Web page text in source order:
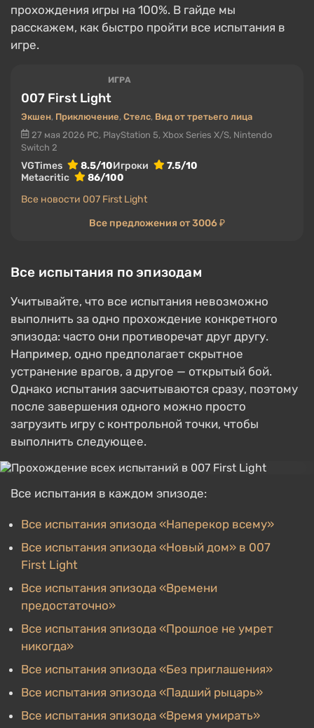
прохождения игры на 100%. В гайде мы
расскажем, как быстро пройти все испытания в
игре.
ИГРА
007 First Light
Экшен, Приключение, Стелс, Вид от третьего лица
27 мая 2026 PC, PlayStation 5, Xbox Series X/S, Nintendo
Switch 2
VGTimes 8.5/10Игроки
7.5/10
Metacritic
86/100
Все новости 007 First Light
Все предложения от 3006 ₽
Все испытания по эпизодам
Учитывайте, что все испытания невозможно
выполнить за одно прохождение конкретного
эпизода: часто они противоречат друг другу.
Например, одно предполагает скрытное
устранение врагов, а другое — открытый бой.
Однако испытания засчитываются сразу, поэтому
после завершения одного можно просто
загрузить игру с контрольной точки, чтобы
выполнить следующее.
Все испытания в каждом эпизоде:
Все испытания эпизода «Наперекор всему»
Все испытания эпизода «Новый дом» в 007
First Light
Все испытания эпизода «Времени
предостаточно»
Все испытания эпизода «Прошлое не умрет
никогда»
Все испытания эпизода «Без приглашения»
Все испытания эпизода «Падший рыцарь»
Все испытания эпизода «Время умирать»